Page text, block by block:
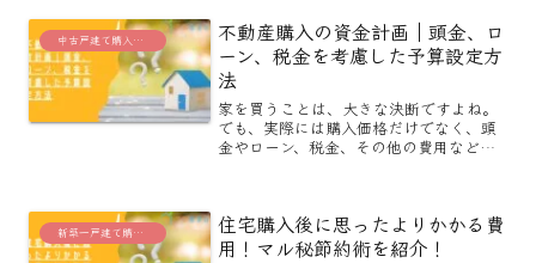
中古戸建て購入に役立つブログ
不動産購入の資金計画｜頭金、ロ
ーン、税金を考慮した予算設定方
法
家を買うことは、大きな決断ですよね。
でも、実際には購入価格だけでなく、頭
金やローン、税金、その他の費用など、
す。この記事では、どうや...
新築一戸建て購入に役立つブログ
住宅購入後に思ったよりかかる費
用！マル秘節約術を紹介！